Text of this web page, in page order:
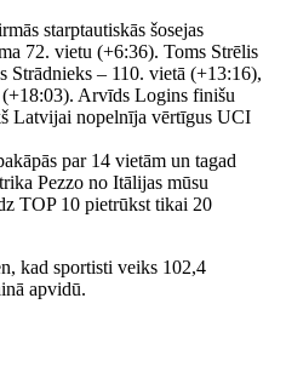
starptautiskās šosejas
72. vietu (+6:36). Toms Strēlis
Strādnieks – 110. vietā (+13:16),
Arvīds Logins finišu
Latvijai nopelnīja vērtīgus UCI
par 14 vietām un tagad
Pezzo no Itālijas mūsu
TOP 10 pietrūkst tikai 20
kad sportisti veiks 102,4
apvidū.